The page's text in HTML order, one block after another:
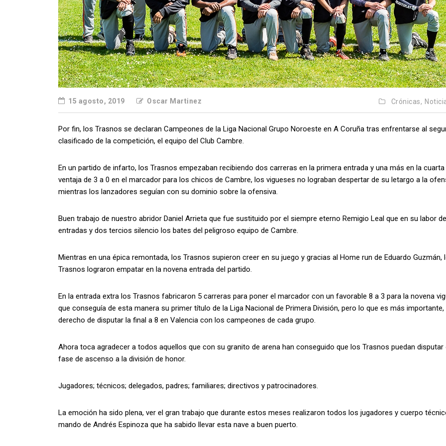
15 agosto, 2019 Oscar Martinez Crónicas,
Por fin, los Trasnos se declaran Campeones de la Liga Nacional Grupo Noroeste en A Coruña tras enfrentarse al
clasificado de la competición, el equipo del Club Cambre.
En un partido de infarto, los Trasnos empezaban recibiendo dos carreras en la primera entrada y una más en la cuarta
ventaja de 3 a 0 en el marcador para los chicos de Cambre, los vigueses no lograban despertar de su letargo a la
mientras los lanzadores seguían con su dominio sobre la ofensiva.
Buen trabajo de nuestro abridor Daniel Arrieta que fue sustituido por el siempre eterno Remigio Leal que en su labor
entradas y dos tercios silencio los bates del peligroso equipo de Cambre.
Mientras en una épica remontada, los Trasnos supieron creer en su juego y gracias al Home run de Eduardo Guzmán,
Trasnos lograron empatar en la novena entrada del partido.
En la entrada extra los Trasnos fabricaron 5 carreras para poner el marcador con un favorable 8 a 3 para la novena
que conseguía de esta manera su primer título de la Liga Nacional de Primera División, pero lo que es más importante,
derecho de disputar la final a 8 en Valencia con los campeones de cada grupo.
Ahora toca agradecer a todos aquellos que con su granito de arena han conseguido que los Trasnos puedan disputar
fase de ascenso a la división de honor.
Jugadores; técnicos; delegados, padres; familiares; directivos y patrocinadores.
La emoción ha sido plena, ver el gran trabajo que durante estos meses realizaron todos los jugadores y cuerpo
mando de Andrés Espinoza que ha sabido llevar esta nave a buen puerto.